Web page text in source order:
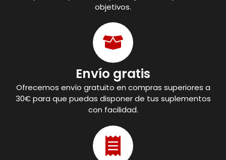
objetivos.
Envío gratis
Ofrecemos envío gratuito en compras superiores a
30€ para que puedas disponer de tus suplementos
con facilidad.